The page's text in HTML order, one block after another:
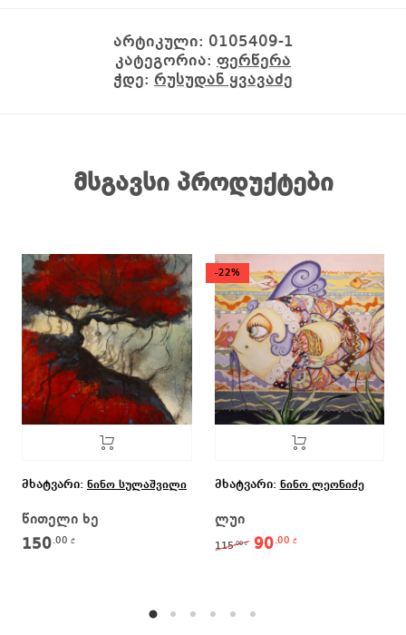
არტიკული: 0105409-1
კატეგორია: ფერწერა
ჭდე: რუსუდან ყვავაძე
მსგავსი პროდუქტები
მხატვარი: ნინო სულაშვილი
წითელი ხე
150.00 ₾
-22%
მხატვარი: ნინო ლეონიძე
ლუი
115.00₾ Original price was:
90.00₾